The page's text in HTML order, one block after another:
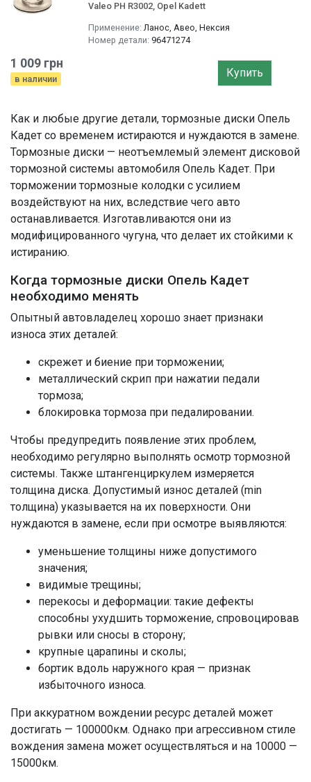
Valeo PH R3002, Opel Kadett
Применение: Ланос, Авео, Нексия
Номер детали: 96471274
1 009 грн
в наличии Купить
Как и любые другие детали, тормозные диски Опель
Кадет со временем истираются и нуждаются в замене.
Тормозные диски — неотъемлемый элемент дисковой
тормозной системы автомобиля Опель Кадет. При
торможении тормозные колодки с усилием
воздействуют на них, вследствие чего авто
останавливается. Изготавливаются они из
модифицированного чугуна, что делает их стойкими к
истиранию.
Когда тормозные диски Опель Кадет
необходимо менять
Опытный автовладелец хорошо знает признаки
износа этих деталей:
скрежет и биение при торможении;
металлический скрип при нажатии педали
тормоза;
блокировка тормоза при педалировании.
Чтобы предупредить появление этих проблем,
необходимо регулярно выполнять осмотр тормозной
системы. Также штангенциркулем измеряется
толщина диска. Допустимый износ деталей (min
толщина) указывается на их поверхности. Они
нуждаются в замене, если при осмотре выявляются:
уменьшение толщины ниже допустимого
значения;
видимые трещины;
перекосы и деформации: такие дефекты
способны ухудшить торможение, спровоцировав
рывки или сносы в сторону;
крупные царапины и сколы;
бортик вдоль наружного края — признак
избыточного износа.
При аккуратном вождении ресурс деталей может
достигать — 100000км. Однако при агрессивном стиле
вождения замена может осуществляться и на 10000 —
15000км.